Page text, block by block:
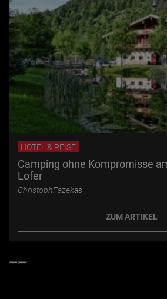
HOTEL & REISE
Camping ohne Kompromisse
Lofer
ChristophFazekas
ZUM ARTIKEL